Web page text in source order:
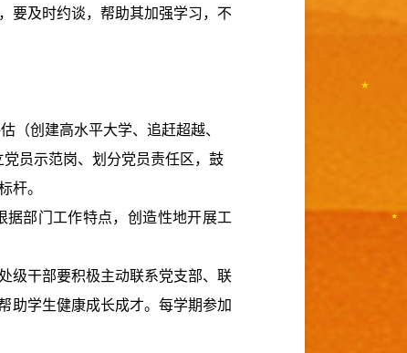
要及时约谈，帮助其加强学习，不
（创建高水平大学、追赶超越、
员示范岗、划分党员责任区，鼓
杆。
部门工作特点，创造性地开展工
级干部要积极主动联系党支部、联
助学生健康成长成才。每学期参加